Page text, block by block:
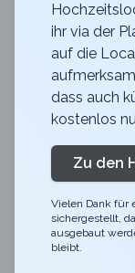
Luzern
4.5
Outdoor
UNREAL
professionellen
ihr via der
auf die
dass auch
kostenlos
Zu den
Vielen Dank für
sichergestellt,
ausgebaut
bleibt.